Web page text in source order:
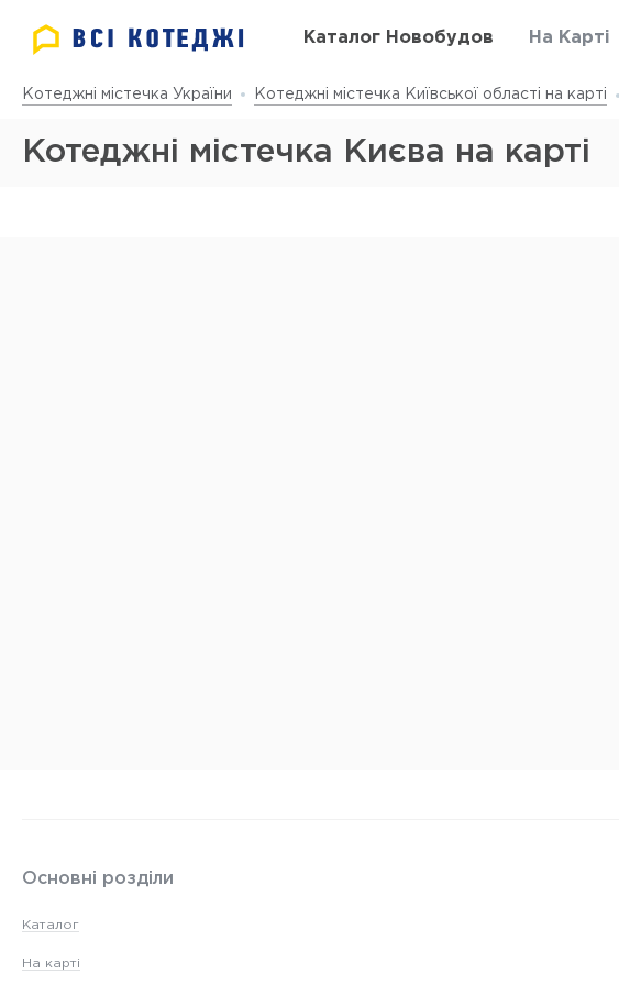
Каталог Новобудов На Карті
Котеджні містечка України Котеджні містечка Київської області на карті
Котеджні містечка Києва на карті
Основні розділи
Каталог
На карті